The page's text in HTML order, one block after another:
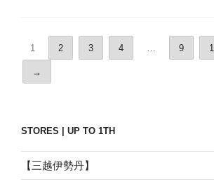
1 2 3 4 9
→
STORES | UP TO 1TH
【三越伊勢丹】